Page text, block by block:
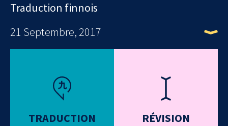
Traduction finnois
21 Septembre, 2017
TRADUCTION RÉVISION